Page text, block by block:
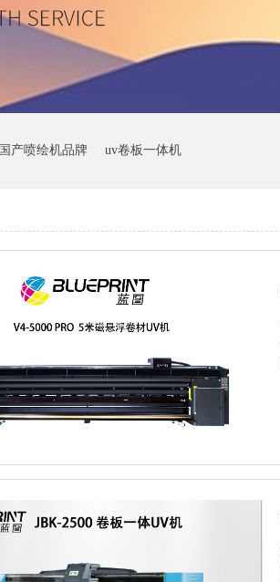
国产喷绘机品牌 uv卷板一体机